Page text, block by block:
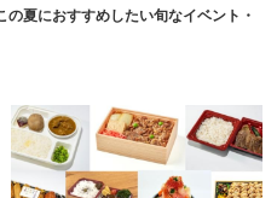
夏におすすめしたい旬なイベント・